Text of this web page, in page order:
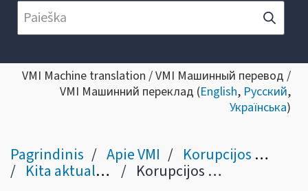
VMI Machine translation / VMI Машинный перевод /
VMI Машинний переклад (English, Русский,
Українська)
Pagrindinis Apie VMI Korupcijos prevencija
Kita aktuali informacija Korupcijos rizikos valdymo vertinimas